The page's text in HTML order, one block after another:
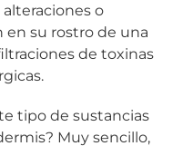
o
su rostro de una
de toxinas
tipo de sustancias
Muy sencillo,